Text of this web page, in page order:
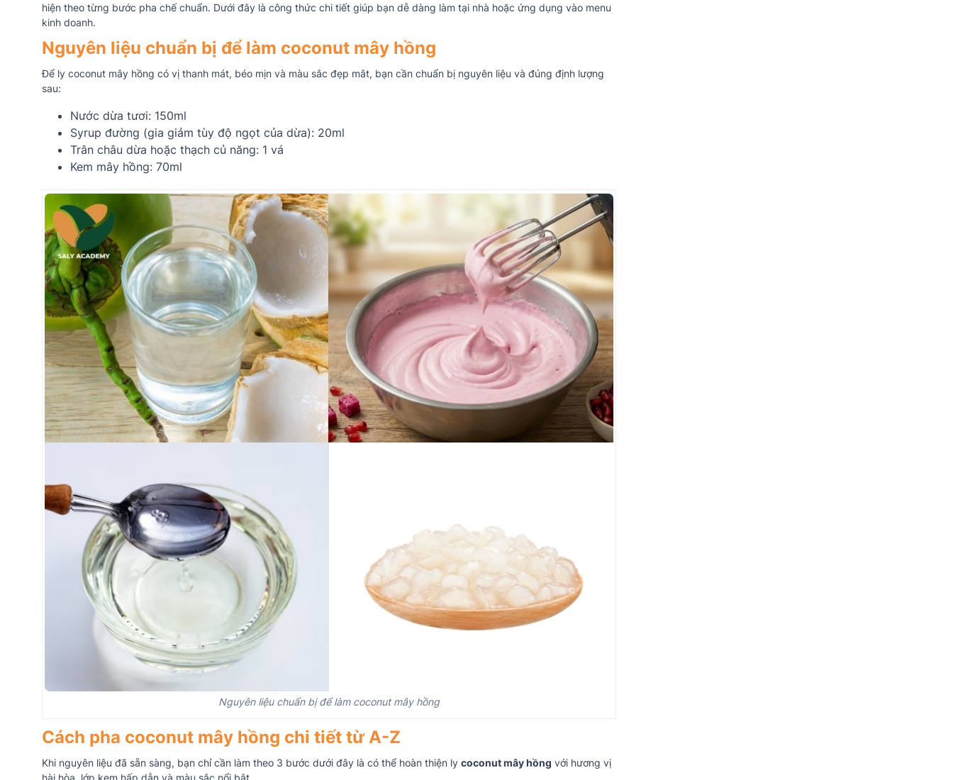
hiện theo từng bước pha chế chuẩn. Dưới đây là công thức chi tiết giúp bạn dễ dàng làm tại nhà hoặc ứng dụng vào menu
kinh doanh.
Nguyên liệu chuẩn bị để làm coconut mây hồng
Để ly coconut mây hồng có vị thanh mát, béo mịn và màu sắc đẹp mắt, bạn cần chuẩn bị nguyên liệu và đúng định lượng
sau:
Nước dừa tươi: 150ml
Syrup đường (gia giảm tùy độ ngọt của dừa): 20ml
Trân châu dừa hoặc thạch củ năng: 1 vá
Kem mây hồng: 70ml
Nguyên liệu chuẩn bị để làm coconut mây hồng
Cách pha coconut mây hồng chi tiết từ A-Z
Khi nguyên liệu đã sẵn sàng, bạn chỉ cần làm theo 3 bước dưới đây là có thể hoàn thiện ly coconut mây hồng với hương vị